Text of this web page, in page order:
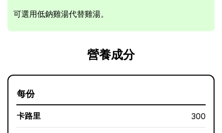
可選用低鈉雞湯代替雞湯。
營養成分
每份
卡路里 300